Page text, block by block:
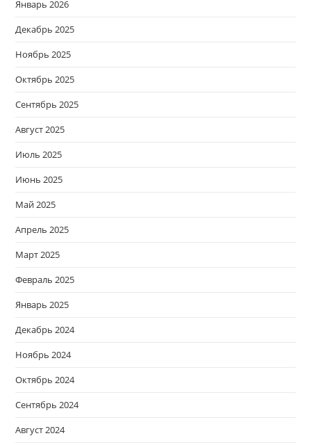
Январь 2026
Декабрь 2025
Ноябрь 2025
Октябрь 2025
Сентябрь 2025
Август 2025
Июль 2025
Июнь 2025
Май 2025
Апрель 2025
Март 2025
Февраль 2025
Январь 2025
Декабрь 2024
Ноябрь 2024
Октябрь 2024
Сентябрь 2024
Август 2024